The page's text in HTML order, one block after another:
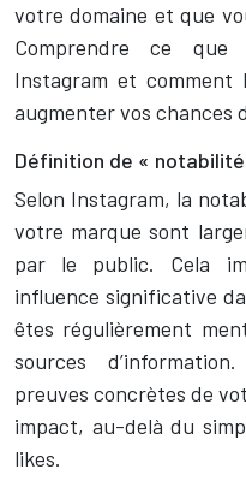
votre domaine et que
Comprendre ce
Instagram et
augmenter vos chances
Définition de «
Selon Instagram, la
votre marque sont
par le public. Cela
influence significative
êtes régulièrement
sources
preuves concrètes de
impact, au-delà du
likes.